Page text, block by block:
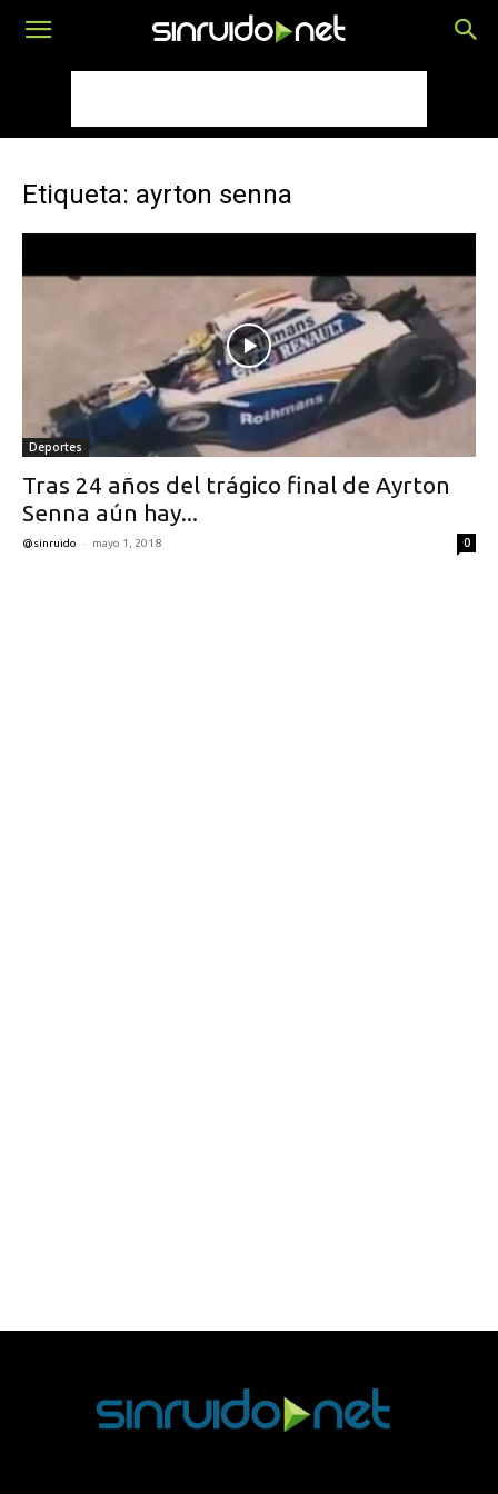
Etiqueta: ayrton senna
Deportes
Tras 24 años del trágico final de Ayrton
Senna aún hay...
@sinruido - mayo 1, 2018 0